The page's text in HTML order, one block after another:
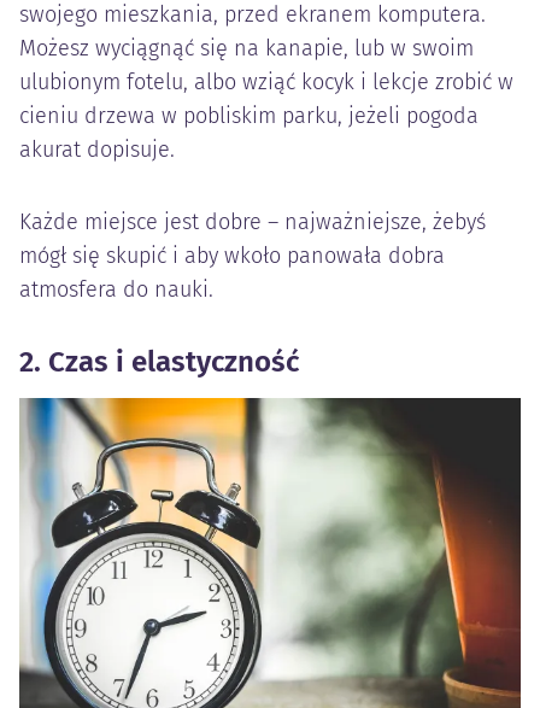
swojego mieszkania, przed ekranem komputera.
Możesz wyciągnąć się na kanapie, lub w swoim
ulubionym fotelu, albo wziąć kocyk i lekcje zrobić w
cieniu drzewa w pobliskim parku, jeżeli pogoda
akurat dopisuje.
Każde miejsce jest dobre – najważniejsze, żebyś
mógł się skupić i aby wkoło panowała dobra
atmosfera do nauki.
2. Czas i elastyczność